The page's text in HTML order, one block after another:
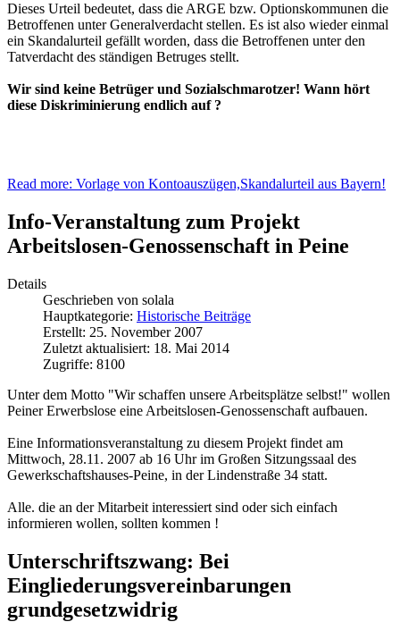
Dieses Urteil bedeutet, dass die ARGE bzw. Optionskommunen die
Betroffenen unter Generalverdacht stellen. Es ist also wieder einmal
ein Skandalurteil gefällt worden, dass die Betroffenen unter den
Tatverdacht des ständigen Betruges stellt.
Wir sind keine Betrüger und Sozialschmarotzer! Wann hört
diese Diskriminierung endlich auf ?
Read more: Vorlage von Kontoauszügen,Skandalurteil aus Bayern!
Info-Veranstaltung zum Projekt
Arbeitslosen-Genossenschaft in Peine
Details
Geschrieben von solala
Hauptkategorie: Historische Beiträge
Erstellt: 25. November 2007
Zuletzt aktualisiert: 18. Mai 2014
Zugriffe: 8100
Unter dem Motto "Wir schaffen unsere Arbeitsplätze selbst!" wollen
Peiner Erwerbslose eine Arbeitslosen-Genossenschaft aufbauen.
Eine Informationsveranstaltung zu diesem Projekt findet am
Mittwoch, 28.11. 2007 ab 16 Uhr im Großen Sitzungssaal des
Gewerkschaftshauses-Peine, in der Lindenstraße 34 statt.
Alle. die an der Mitarbeit interessiert sind oder sich einfach
informieren wollen, sollten kommen !
Unterschriftszwang: Bei
Eingliederungsvereinbarungen
grundgesetzwidrig